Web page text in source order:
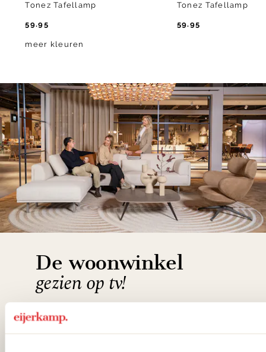
Tonez Tafellamp
59.95
meer kleuren
Tonez Tafellamp
59.95
De woonwinkel
gezien op tv!
Wie kent het programma vtwonen